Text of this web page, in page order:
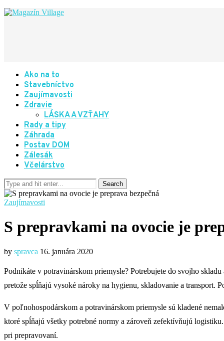
Ako na to
Stavebníctvo
Zaujímavosti
Zdravie
LÁSKA A VZŤAHY
Rady a tipy
Záhrada
Postav DOM
Zálesák
Včelárstvo
Zaujímavosti
S prepravkami na ovocie je
by spravca 16. januára 2020
Podnikáte v potravinárskom priemysle? Potrebujete do svojho
pretože spĺňajú vysoké nároky na hygienu, skladovanie a transport.
V poľnohospodárskom a potravinárskom priemysle sú kladené
ktoré spĺňajú všetky potrebné normy a zároveň zefektívňujú
pri prepravovaní.